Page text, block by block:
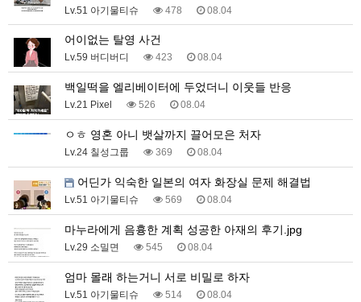
Lv.51 아기물티슈 478 08.04
어이없는 탈영 사건
Lv.59 버디버디 423 08.04
백일떡을 엘리베이터에 두었더니 이웃들 반응
Lv.21 Pixel 526 08.04
ㅇㅎ 영혼 아니 뱃살까지 끌어모은 처자
Lv.24 칠성그룹 369 08.04
어딘가 익숙한 일본의 여자 화장실 문제 해결법
Lv.51 아기물티슈 569 08.04
마누라에게 음흉한 계획 성공한 아재의 후기.jpg
Lv.29 소밀면 545 08.04
엄마 몰래 하는거니 서로 비밀로 하자
Lv.51 아기물티슈 514 08.04